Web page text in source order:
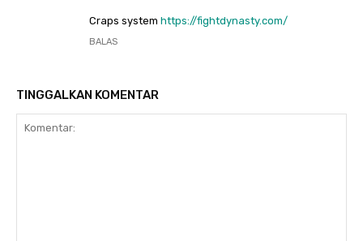
Craps system https://fightdynasty.com/
BALAS
TINGGALKAN KOMENTAR